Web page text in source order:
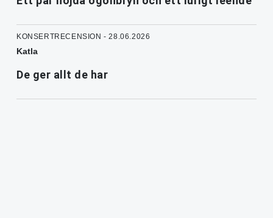
KONSERTRECENSION - 28.06.2026
Katla
De ger allt de har